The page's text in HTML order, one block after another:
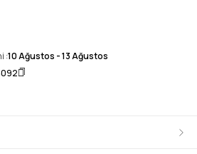
:10 Ağustos - 13 Ağustos